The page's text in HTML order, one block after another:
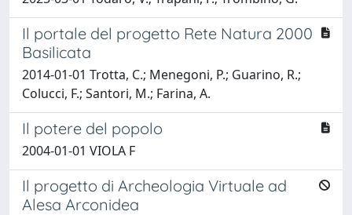
Il portale del progetto Rete Natura 2000
Basilicata
2014-01-01 Trotta, C.; Menegoni, P.; Guarino, R.;
Colucci, F.; Santori, M.; Farina, A.
Il potere del popolo
2004-01-01 VIOLA F
Il progetto di Archeologia Virtuale ad
Alesa Arconidea